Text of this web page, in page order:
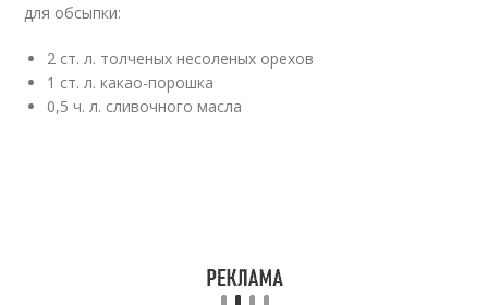
для обсыпки:
2 ст. л. толченых несоленых орехов
1 ст. л. какао-порошка
0,5 ч. л. сливочного масла